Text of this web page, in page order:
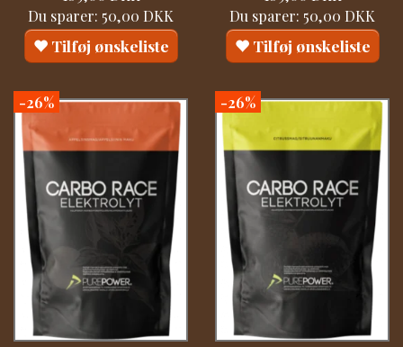
Du sparer: 50,00 DKK
Tilføj ønskeliste
Du sparer: 50,00 DKK
Tilføj ønskeliste
-26% -26%